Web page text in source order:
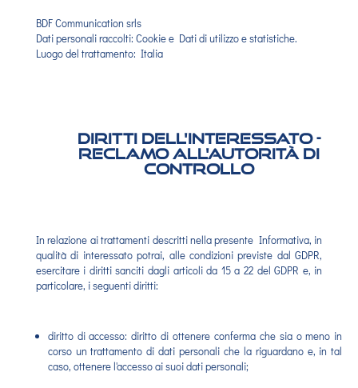
BDF Communication srls
Dati personali raccolti: Cookie e Dati di utilizzo e statistiche.
Luogo del trattamento: Italia
Diritti dell'interessato -
reclamo all'autorità di
controllo
In relazione ai trattamenti descritti nella presente Informativa, in
qualità di interessato potrai, alle condizioni previste dal GDPR,
esercitare i diritti sanciti dagli articoli da 15 a 22 del GDPR e, in
particolare, i seguenti diritti:
diritto di accesso: diritto di ottenere conferma che sia o meno in
corso un trattamento di dati personali che la riguardano e, in tal
caso, ottenere l'accesso ai suoi dati personali;